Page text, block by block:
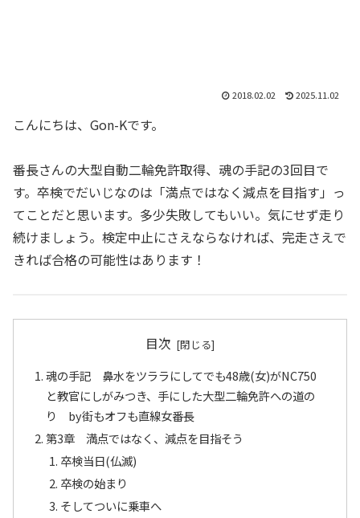
2018.02.02 2025.11.02
こんにちは、Gon-Kです。
番長さんの大型自動二輪免許取得、魂の手記の3回目で
す。卒検でだいじなのは「満点ではなく減点を目指す」っ
てことだと思います。多少失敗してもいい。気にせず走り
続けましょう。検定中止にさえならなければ、完走さえで
きれば合格の可能性はあります！
目次
魂の手記 鼻水をツララにしてでも48歳(女)がNC750
と教官にしがみつき、手にした大型二輪免許への道の
り by街もオフも直線女番長
第3章 満点ではなく、減点を目指そう
卒検当日(仏滅)
卒検の始まり
そしてついに乗車へ